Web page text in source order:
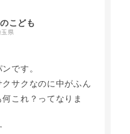
こども
玉県
です。
クサクなのに中がふん
これ？ってなりま